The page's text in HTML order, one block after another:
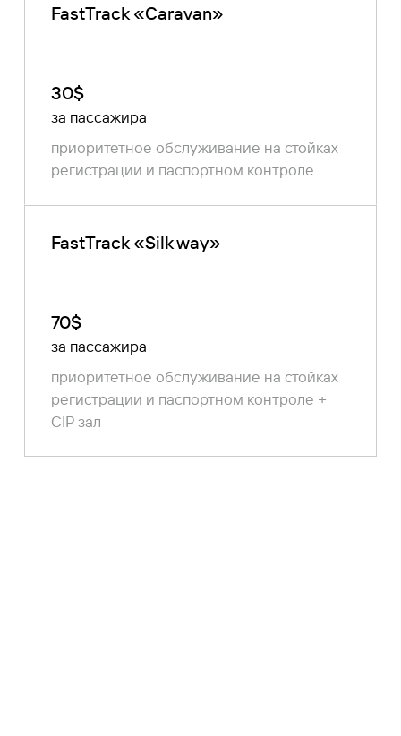
FastTrack «Сaravan»
30$
за пассажира
приоритетное обслуживание на стойках
регистрации и паспортном контроле
FastTrack «Silk way»
70$
за пассажира
приоритетное обслуживание на стойках
регистрации и паспортном контроле +
CIP зал